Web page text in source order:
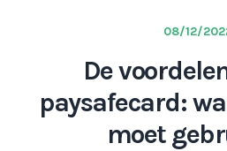
08/12/
De
paysafecard:
moet